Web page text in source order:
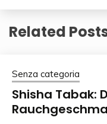
Related
Senza categoria
Shisha Tabak: